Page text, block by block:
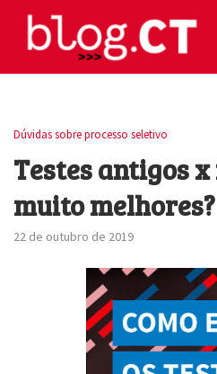
Dúvidas sobre processo seletivo
Testes antigos x
muito melhores?
22 de outubro de 2019